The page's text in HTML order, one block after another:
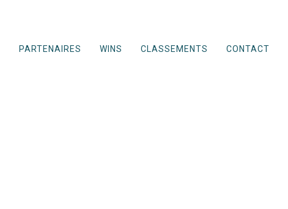
PARTENAIRES WINS CLASSEMENTS CONTACT